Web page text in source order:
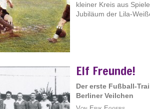
kleiner Kreis aus
Jubiläum der Lila-
Elf Freunde!
Der erste Fußball-
Berliner Veilchen